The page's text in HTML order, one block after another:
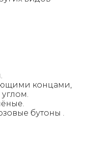
концами,
бутоны .